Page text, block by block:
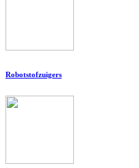
Robotstofzuigers